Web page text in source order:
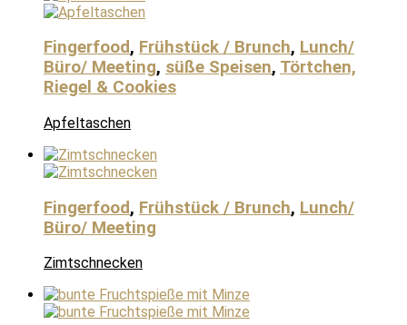
Fingerfood, Frühstück / Brunch, Lunch/
Büro/ Meeting, süße Speisen, Törtchen,
Riegel & Cookies
Apfeltaschen
Fingerfood, Frühstück / Brunch, Lunch/
Büro/ Meeting
Zimtschnecken